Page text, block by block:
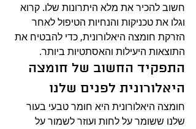
חשוב להכיר את מלא היתרונות שלו. קרוא
וגלו את טכניקות והנחיות הטיפול לאחר
הזרקת חומצה היאלורונית, כדי להבטיח את
התוצאות היעילות והאסתטיות ביותר.
התפקיד החשוב של חומצה
היאלורונית לפנים שלנו
חומצה היאלורונית היא חומר טבעי בעור
שלנו ששומר על לחות ועוזר לשמור על